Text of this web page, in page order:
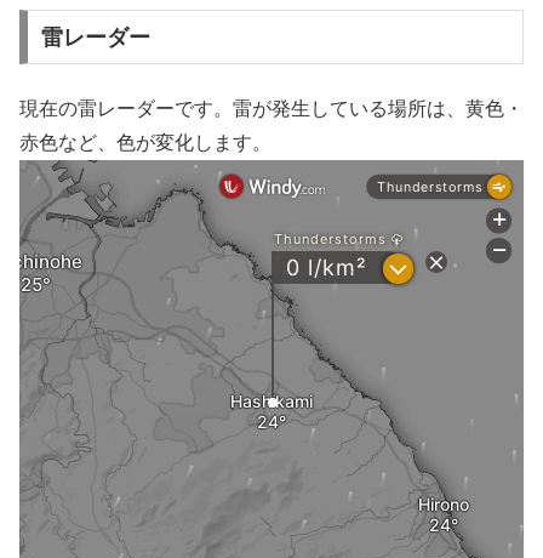
雷レーダー
現在の雷レーダーです。雷が発生している場所は、黄色・
赤色など、色が変化します。